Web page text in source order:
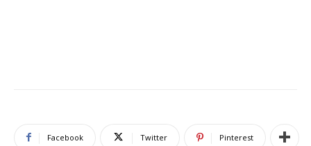
Facebook Twitter Pinterest